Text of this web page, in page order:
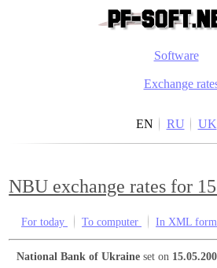
Software
Exchange
EN RU UK
NBU exchange rates for
For today To computer In XML
National Bank of Ukraine set on